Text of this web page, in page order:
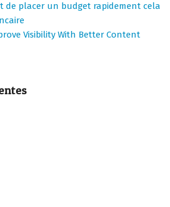
de placer un budget rapidement cela
Visibility With Better Content